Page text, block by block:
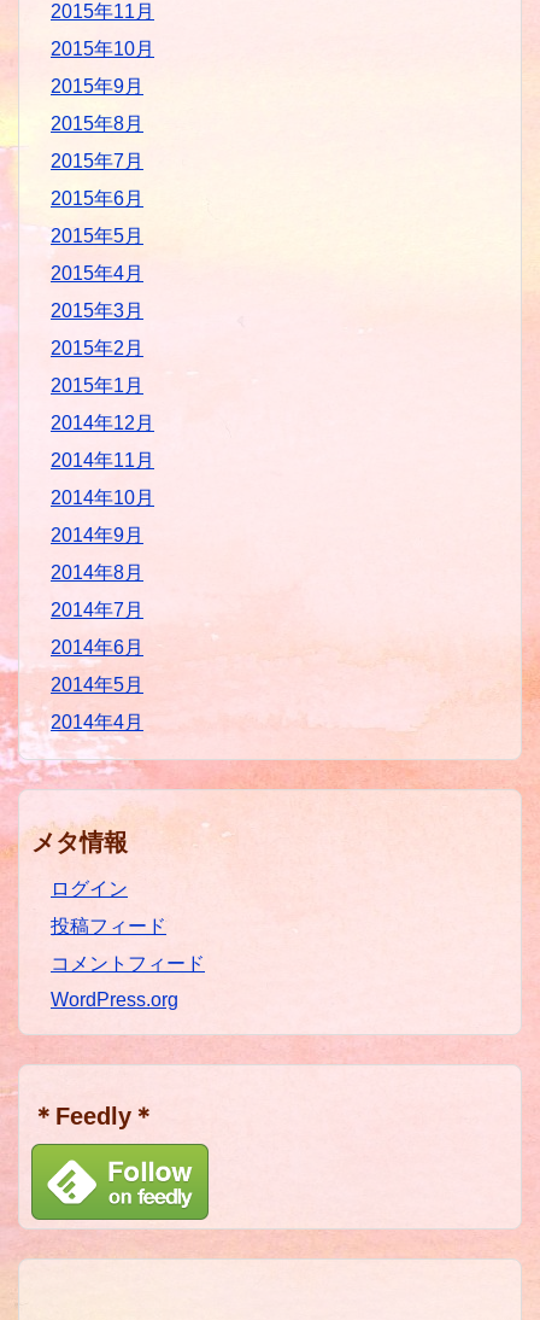
2015年11月
2015年10月
2015年9月
2015年8月
2015年7月
2015年6月
2015年5月
2015年4月
2015年3月
2015年2月
2015年1月
2014年12月
2014年11月
2014年10月
2014年9月
2014年8月
2014年7月
2014年6月
2014年5月
2014年4月
メタ情報
ログイン
投稿フィード
コメントフィード
WordPress.org
＊Feedly＊